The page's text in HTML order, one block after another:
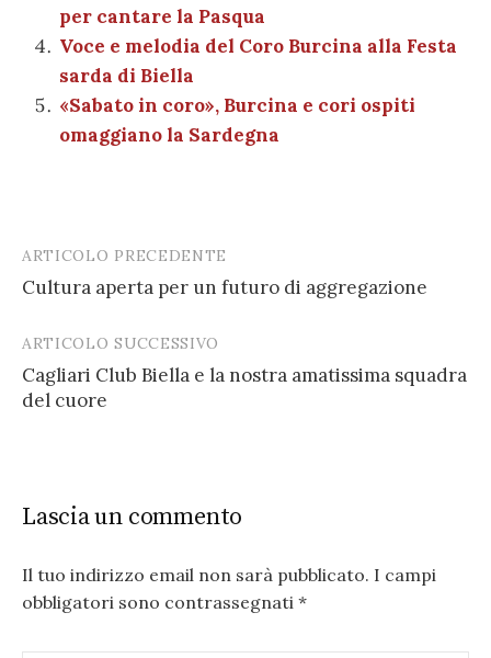
per cantare la Pasqua
Voce e melodia del Coro Burcina alla Festa
sarda di Biella
«Sabato in coro», Burcina e cori ospiti
omaggiano la Sardegna
Post
navigation
ARTICOLO PRECEDENTE
Cultura aperta per un futuro di aggregazione
ARTICOLO SUCCESSIVO
Cagliari Club Biella e la nostra amatissima squadra
del cuore
Lascia un commento
Il tuo indirizzo email non sarà pubblicato. I campi
obbligatori sono contrassegnati *